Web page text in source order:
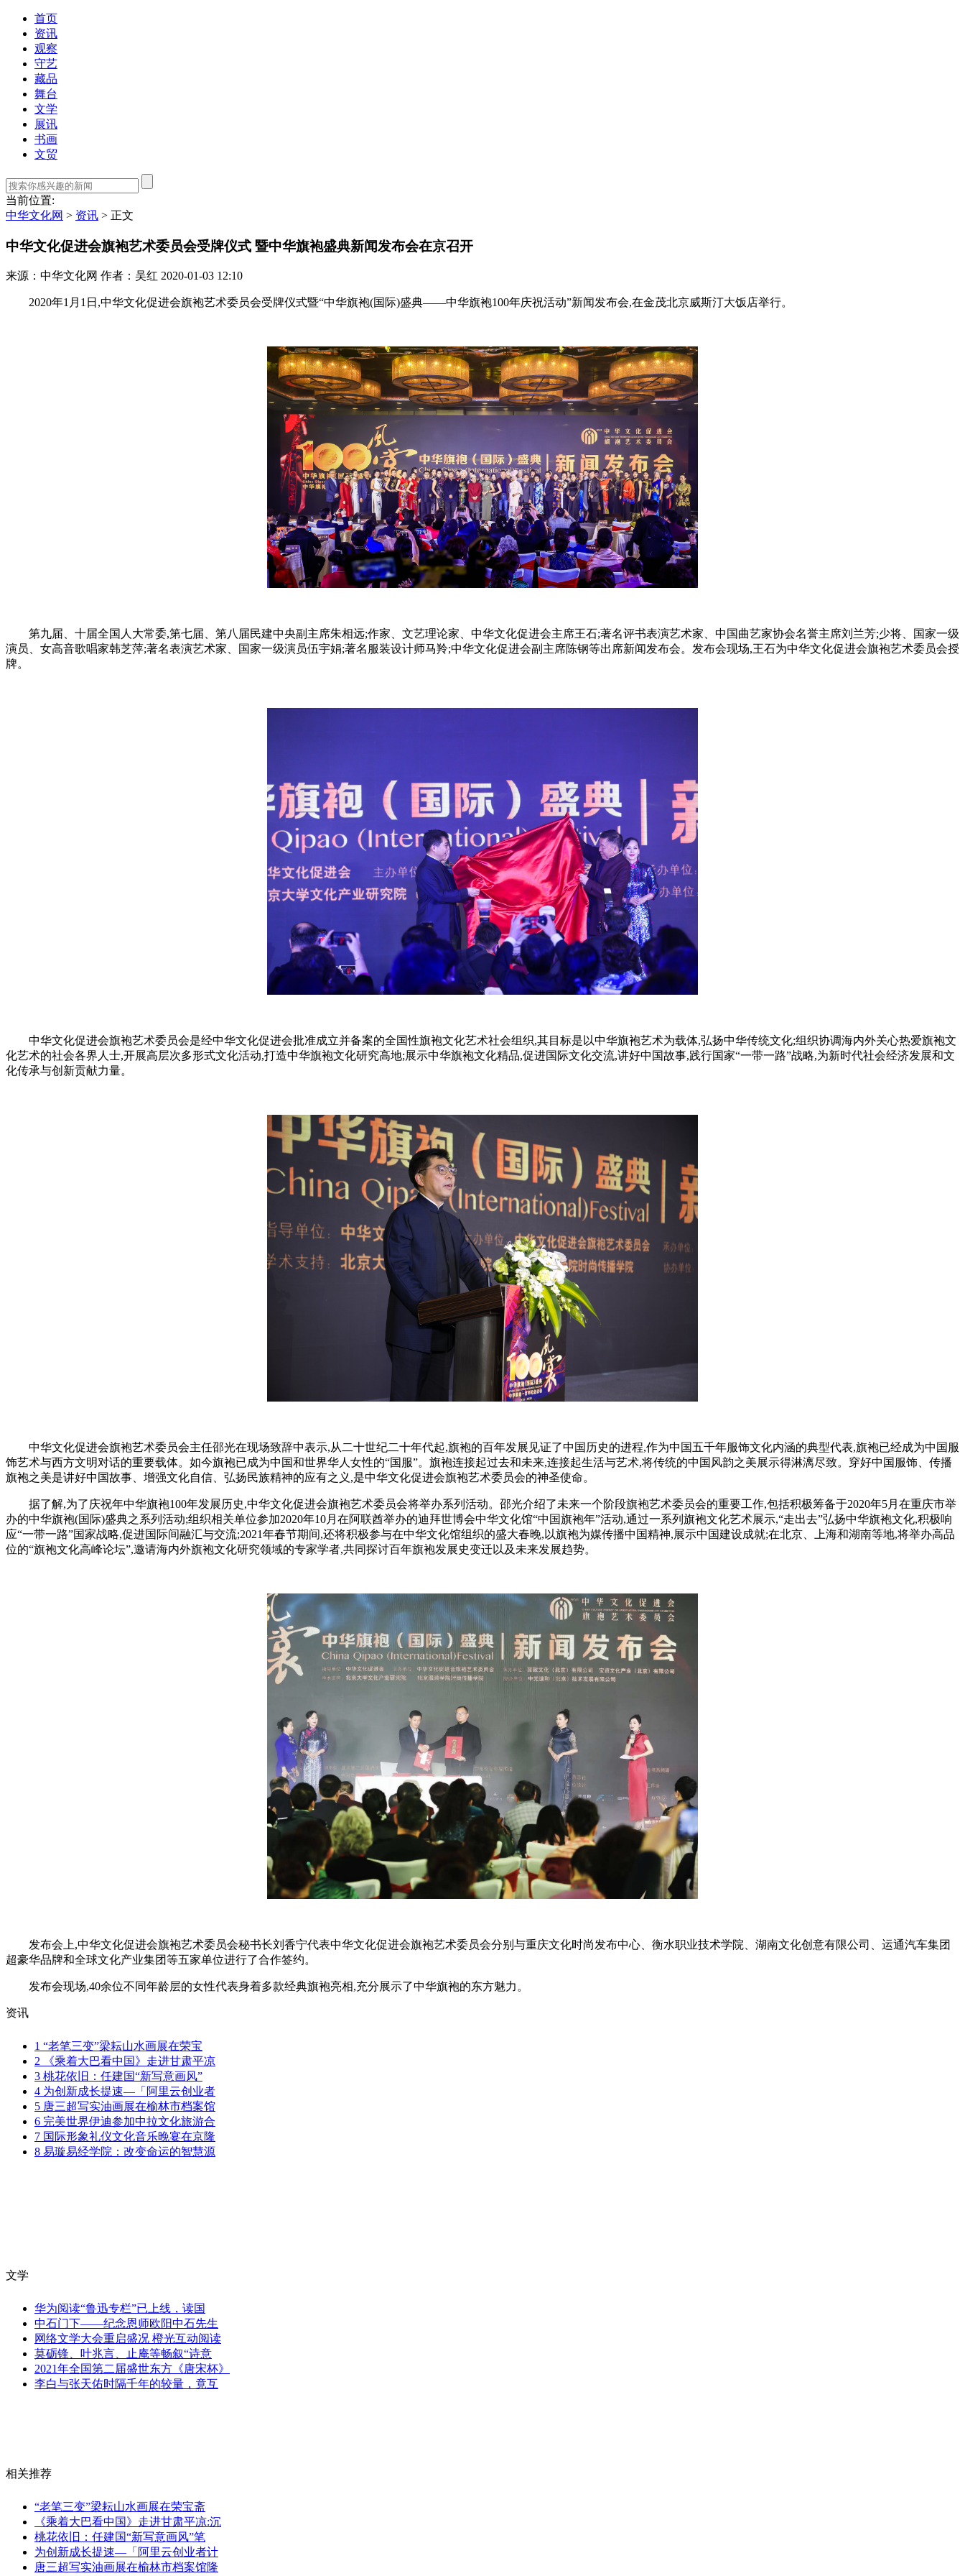
首页
资讯
观察
守艺
藏品
舞台
文学
展讯
书画
文贸
当前位置:
中华文化网 > 资讯 > 正文
中华文化促进会旗袍艺术委员会受牌仪式 暨中华旗袍盛典新闻发布会在京召开
来源：中华文化网 作者：吴红 2020-01-03 12:10
2020年1月1日,中华文化促进会旗袍艺术委员会受牌仪式暨“中华旗袍(国际)盛典——中华旗袍100年庆祝活动”新闻发布会,在金茂北京威斯汀大饭店举行。
第九届、十届全国人大常委,第七届、第八届民建中央副主席朱相远;作家、文艺理论家、中华文化促进会主席王石;著名评书表演艺术家、中国曲艺家协会名誉主席刘兰芳;少将、国家一级
演员、女高音歌唱家韩芝萍;著名表演艺术家、国家一级演员伍宇娟;著名服装设计师马羚;中华文化促进会副主席陈钢等出席新闻发布会。发布会现场,王石为中华文化促进会旗袍艺术委员会授
牌。
中华文化促进会旗袍艺术委员会是经中华文化促进会批准成立并备案的全国性旗袍文化艺术社会组织,其目标是以中华旗袍艺术为载体,弘扬中华传统文化;组织协调海内外关心热爱旗袍文
化艺术的社会各界人士,开展高层次多形式文化活动,打造中华旗袍文化研究高地;展示中华旗袍文化精品,促进国际文化交流,讲好中国故事,践行国家“一带一路”战略,为新时代社会经济发展和文
化传承与创新贡献力量。
中华文化促进会旗袍艺术委员会主任邵光在现场致辞中表示,从二十世纪二十年代起,旗袍的百年发展见证了中国历史的进程,作为中国五千年服饰文化内涵的典型代表,旗袍已经成为中国服
饰艺术与西方文明对话的重要载体。如今旗袍已成为中国和世界华人女性的“国服”。旗袍连接起过去和未来,连接起生活与艺术,将传统的中国风韵之美展示得淋漓尽致。穿好中国服饰、传播
旗袍之美是讲好中国故事、增强文化自信、弘扬民族精神的应有之义,是中华文化促进会旗袍艺术委员会的神圣使命。
据了解,为了庆祝年中华旗袍100年发展历史,中华文化促进会旗袍艺术委员会将举办系列活动。邵光介绍了未来一个阶段旗袍艺术委员会的重要工作,包括积极筹备于2020年5月在重庆市举
办的中华旗袍(国际)盛典之系列活动;组织相关单位参加2020年10月在阿联酋举办的迪拜世博会中华文化馆“中国旗袍年”活动,通过一系列旗袍文化艺术展示,“走出去”弘扬中华旗袍文化,积极响
应“一带一路”国家战略,促进国际间融汇与交流;2021年春节期间,还将积极参与在中华文化馆组织的盛大春晚,以旗袍为媒传播中国精神,展示中国建设成就;在北京、上海和湖南等地,将举办高品
位的“旗袍文化高峰论坛”,邀请海内外旗袍文化研究领域的专家学者,共同探讨百年旗袍发展史变迁以及未来发展趋势。
发布会上,中华文化促进会旗袍艺术委员会秘书长刘香宁代表中华文化促进会旗袍艺术委员会分别与重庆文化时尚发布中心、衡水职业技术学院、湖南文化创意有限公司、运通汽车集团
超豪华品牌和全球文化产业集团等五家单位进行了合作签约。
发布会现场,40余位不同年龄层的女性代表身着多款经典旗袍亮相,充分展示了中华旗袍的东方魅力。
资讯
1 “老笔三变”梁耘山水画展在荣宝
2 《乘着大巴看中国》走进甘肃平凉
3 桃花依旧：任建国“新写意画风”
4 为创新成长提速—「阿里云创业者
5 唐三超写实油画展在榆林市档案馆
6 完美世界伊迪参加中拉文化旅游合
7 国际形象礼仪文化音乐晚宴在京隆
8 易璇易经学院：改变命运的智慧源
文学
华为阅读“鲁迅专栏”已上线，读国
中石门下——纪念恩师欧阳中石先生
网络文学大会重启盛况 橙光互动阅读
莫砺锋、叶兆言、止庵等畅叙“诗意
2021年全国第二届盛世东方《唐宋杯》
李白与张天佑时隔千年的较量，竟互
相关推荐
“老笔三变”梁耘山水画展在荣宝斋
《乘着大巴看中国》走进甘肃平凉:沉
桃花依旧：任建国“新写意画风”笔
为创新成长提速—「阿里云创业者计
唐三超写实油画展在榆林市档案馆隆